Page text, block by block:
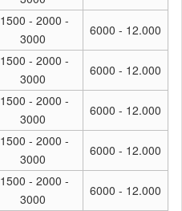
1500 - 2000 -
3000
6000 - 12.000
1500 - 2000 -
3000
6000 - 12.000
1500 - 2000 -
3000
6000 - 12.000
1500 - 2000 -
3000
6000 - 12.000
1500 - 2000 -
3000
6000 - 12.000